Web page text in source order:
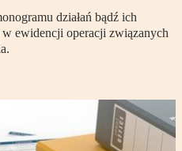
działań bądź ich
ewidencji operacji związanych